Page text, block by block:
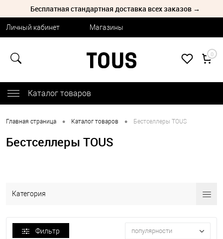
Бесплатная стандартная доставка всех заказов →
Личный кабинет Магазины
0
Каталог товаров
Главная страница • Каталог товаров • Бестселлеры TOUS
Бестселлеры TOUS
Категория
Фильтр популярности